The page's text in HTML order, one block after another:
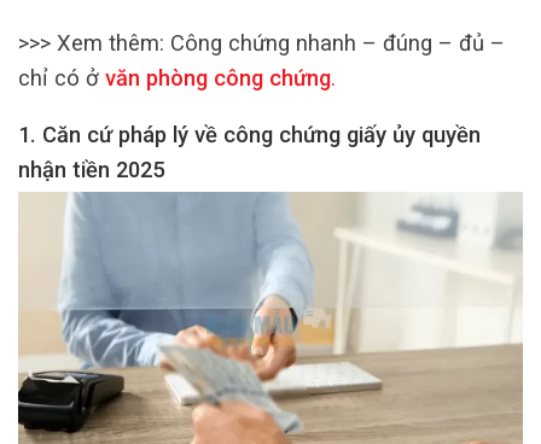
>>> Xem thêm: Công chứng nhanh – đúng – đủ –
chỉ có ở văn phòng công chứng.
1. Căn cứ pháp lý về công chứng giấy ủy quyền
nhận tiền 2025